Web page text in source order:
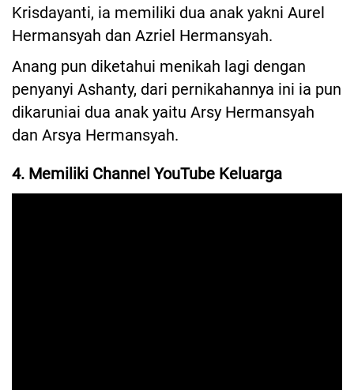
Krisdayanti, ia memiliki dua anak yakni Aurel
Hermansyah dan Azriel Hermansyah.
Anang pun diketahui menikah lagi dengan
penyanyi Ashanty, dari pernikahannya ini ia pun
dikaruniai dua anak yaitu Arsy Hermansyah
dan Arsya Hermansyah.
4. Memiliki Channel YouTube Keluarga